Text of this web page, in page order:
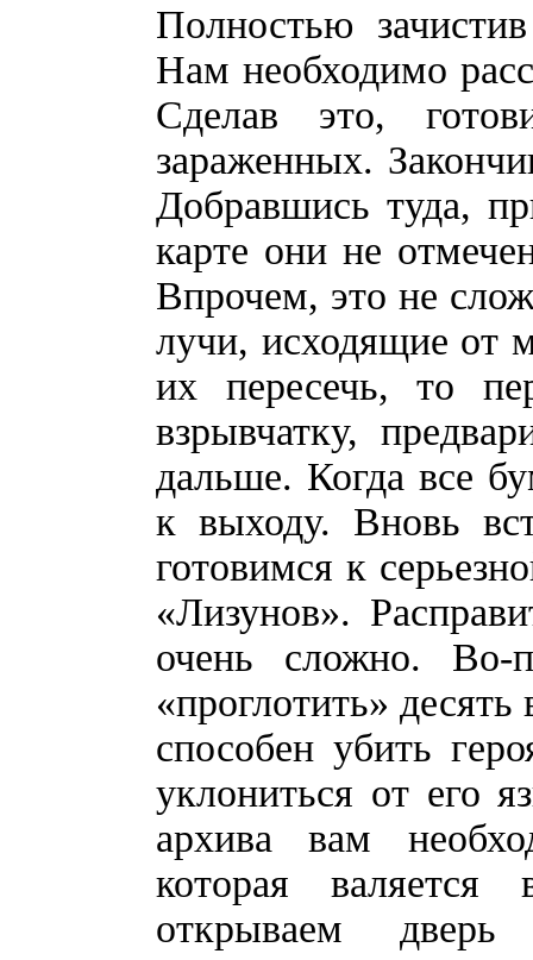
Полностью
Нам необходимо
Сделав это,
зараженных.
Добравшись туда,
карте они не
Впрочем, это не
лучи, исходящие от
их пересечь, то
взрывчатку,
дальше. Когда все
к выходу. Вновь
готовимся к
«Лизунов».
очень сложно. Во-
«проглотить»
способен убить
уклониться от его
архива вам
которая
открываем